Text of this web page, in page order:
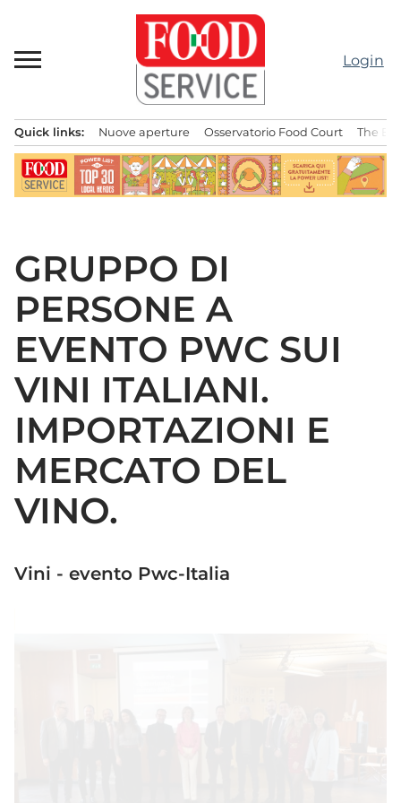
contenuto
Login
principale
Quick links: Nuove aperture Osservatorio Food Court The
GRUPPO DI
PERSONE A
EVENTO PWC SUI
VINI ITALIANI.
IMPORTAZIONI E
MERCATO DEL
VINO.
Vini - evento Pwc-Italia